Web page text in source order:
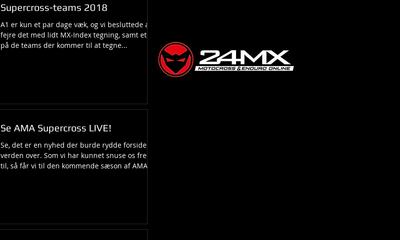
Supercross-teams 2018
A1 er kun et par dage væk, og vi besluttede at
fejre det med lidt MX-Index tegning, samt et kig
på de teams der kommer til at tegne...
Se AMA Supercross LIVE!
Se, det er en nyhed der burde rydde forsider
verden over. Som vi har kunnet snuse os frem
til, så får vi til den kommende sæson af AMA...